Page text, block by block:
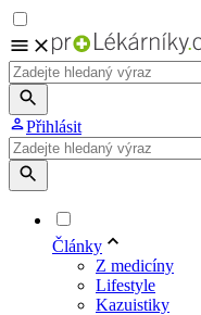
Přihlásit
Články
Z medicíny
Lifestyle
Kazuistiky